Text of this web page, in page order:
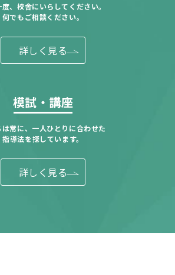
、校舎にいらしてください。
何でもご相談ください。
詳しく見る
模試・講座
は常に、一人ひとりに合わせた
指導法を探しています。
詳しく見る